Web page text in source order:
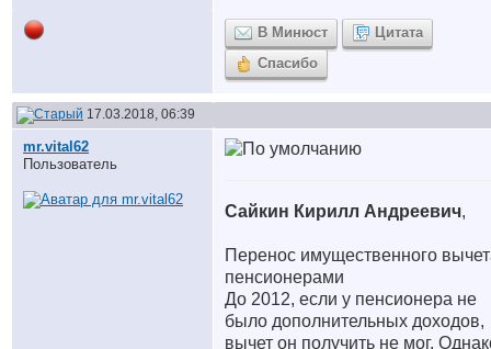
В Минюст
Цитата
Спасибо
17.03.2018, 06:39
mr.vital62
Пользователь
Сайкин Кирилл Андреевич,
Перенос имущественного
пенсионерами
До 2012, если у пенсионера не
было дополнительных доходов,
вычет он получить не мог.